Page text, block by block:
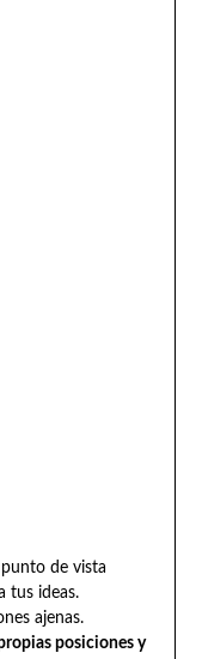
de vista
tus ideas.
ajenas.
posiciones y